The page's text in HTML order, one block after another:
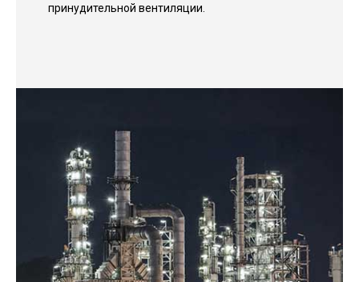
принудительной вентиляции.